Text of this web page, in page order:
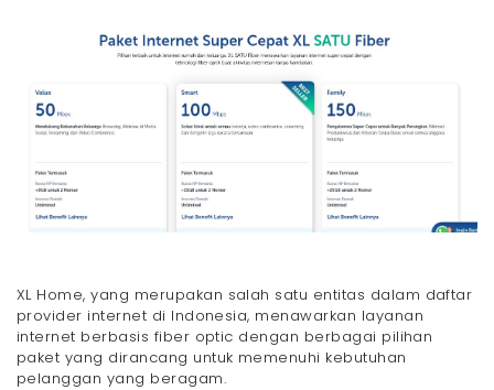
XL Home, yang merupakan salah satu entitas dalam daftar
provider internet di Indonesia, menawarkan layanan
internet berbasis fiber optic dengan berbagai pilihan
paket yang dirancang untuk memenuhi kebutuhan
pelanggan yang beragam.